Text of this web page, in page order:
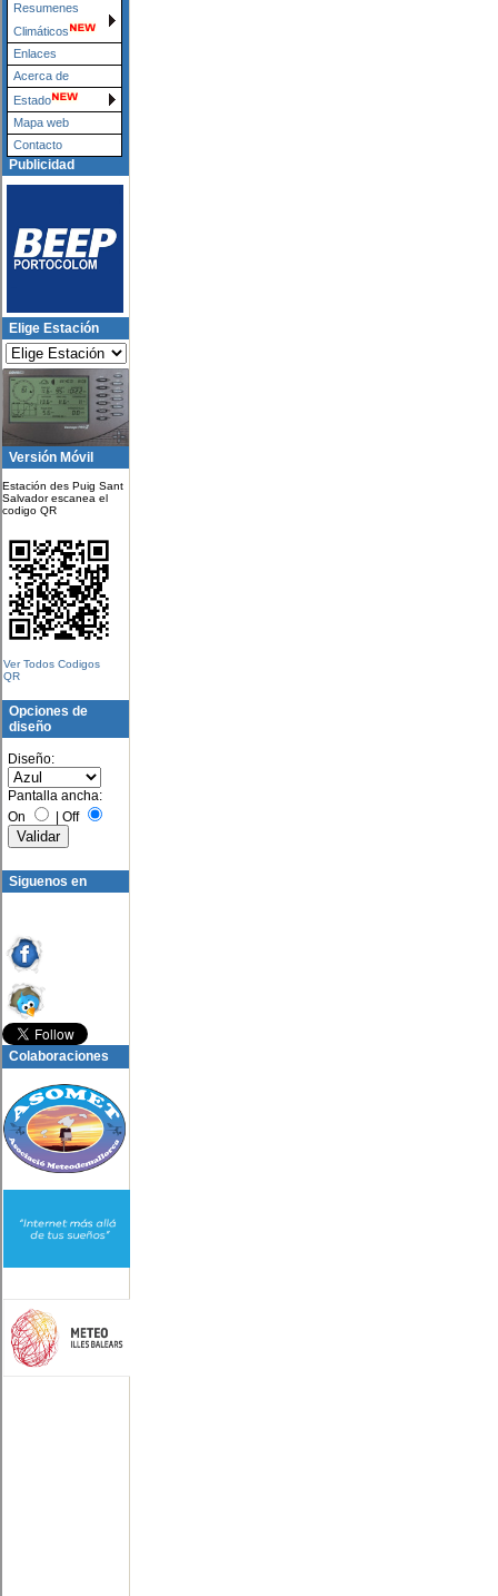
Resumenes
Climáticos
Enlaces
Acerca de
Estado
Mapa web
Contacto
Publicidad
Elige Estación
Versión Móvil
Estación des Puig Sant
Salvador escanea el
codigo QR
Ver Todos Codigos
QR
Opciones de
diseño
Diseño:
Pantalla ancha:
On
Off
Siguenos en
Colaboraciones